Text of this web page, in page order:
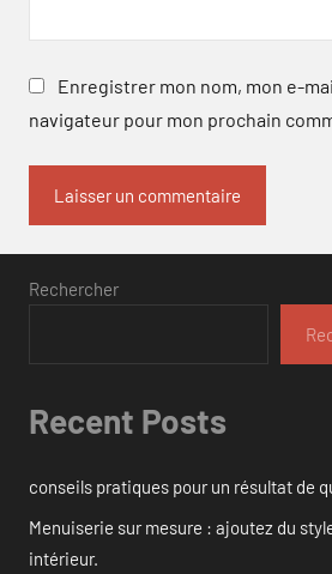
Enregistrer mon nom, mon e-
navigateur pour mon prochain
Rechercher
Recent Posts
conseils pratiques pour un résultat de
Menuiserie sur mesure : ajoutez du
intérieur.